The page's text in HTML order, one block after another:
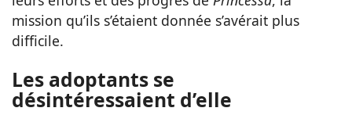
mission qu’ils s’étaient donnée s’avérait plus
difficile.
Les adoptants se
désintéressaient d’elle